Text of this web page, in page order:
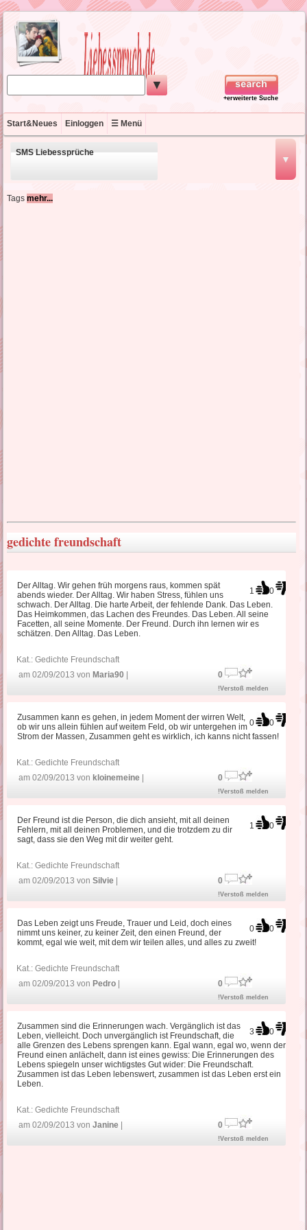
▼
+erweiterte Suche
Start&Neues Einloggen ☰ Menü
▼
SMS Liebessprüche
schöne Liebessprüche
Tagsmehr...
gedichte freundschaft
1 0
Der Alltag. Wir gehen früh morgens raus, kommen spät
abends wieder. Der Alltag. Wir haben Stress, fühlen uns
schwach. Der Alltag. Die harte Arbeit, der fehlende Dank. Das Leben.
Das Heimkommen, das Lachen des Freundes. Das Leben. All seine
Facetten, all seine Momente. Der Freund. Durch ihn lernen wir es
schätzen. Den Alltag. Das Leben.
Kat.:Gedichte Freundschaft
am 02/09/2013 von Maria90 0
!Verstoß melden
0 0
Zusammen kann es gehen, in jedem Moment der wirren Welt,
ob wir uns allein fühlen auf weitem Feld, ob wir untergehen im
Strom der Massen, Zusammen geht es wirklich, ich kanns nicht fassen!
Kat.:Gedichte Freundschaft
am 02/09/2013 von kloinemeine 0
!Verstoß melden
1 0
Der Freund ist die Person, die dich ansieht, mit all deinen
Fehlern, mit all deinen Problemen, und die trotzdem zu dir
sagt, dass sie den Weg mit dir weiter geht.
Kat.:Gedichte Freundschaft
am 02/09/2013 vonSilvie 0
!Verstoß melden
0 0
Das Leben zeigt uns Freude, Trauer und Leid, doch eines
nimmt uns keiner, zu keiner Zeit, den einen Freund, der
kommt, egal wie weit, mit dem wir teilen alles, und alles zu zweit!
Kat.:Gedichte Freundschaft
am 02/09/2013 von Pedro 0
!Verstoß melden
3 0
Zusammen sind die Erinnerungen wach. Vergänglich ist das
Leben, vielleicht. Doch unvergänglich ist Freundschaft, die
alle Grenzen des Lebens sprengen kann. Egal wann, egal wo, wenn der
Freund einen anlächelt, dann ist eines gewiss: Die Erinnerungen des
Lebens spiegeln unser wichtigstes Gut wider: Die Freundschaft.
Zusammen ist das Leben lebenswert, zusammen ist das Leben erst ein
Leben.
Kat.:Gedichte Freundschaft
am 02/09/2013 vonJanine 0
!Verstoß melden